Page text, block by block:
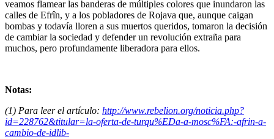
veamos flamear las banderas de múltiples colores que inundaron las
calles de Efrîn, y a los pobladores de Rojava que, aunque caigan
bombas y todavía lloren a sus muertos queridos, tomaron la decisión
de cambiar la sociedad y defender un revolución extraña para
muchos, pero profundamente liberadora para ellos.
Notas:
(1) Para leer el artículo: http://www.rebelion.org/noticia.php?
id=228762&titular=la-oferta-de-turqu%EDa-a-mosc%FA:-afrin-a-
cambio-de-idlib-